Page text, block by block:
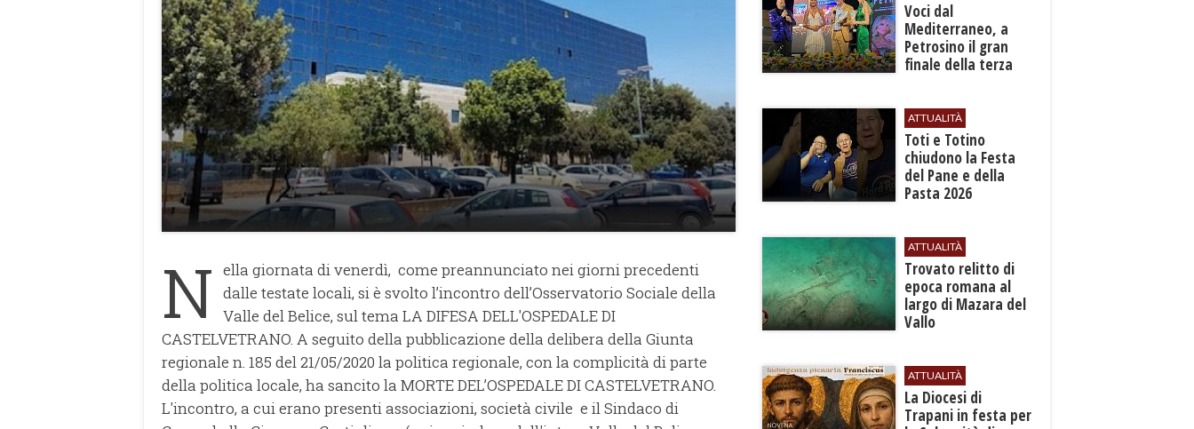
N ella giornata di venerdì, come preannunciato nei giorni precedenti
dalle testate locali, si è svolto l’incontro dell’Osservatorio Sociale della
Valle del Belice, sul tema LA DIFESA DELL'OSPEDALE DI
CASTELVETRANO. A seguito della pubblicazione della delibera della Giunta
regionale n. 185 del 21/05/2020 la politica regionale, con la complicità di parte
della politica locale, ha sancito la MORTE DEL’OSPEDALE DI CASTELVETRANO.
L'incontro, a cui erano presenti associazioni, società civile e il Sindaco di
Voci dal
Mediterraneo, a
Petrosino il gran
finale della terza
ATTUALITÀ
Toti e Totino
chiudono la Festa
del Pane e della
Pasta 2026
ATTUALITÀ
​Trovato relitto di
epoca romana al
largo di Mazara del
Vallo
ATTUALITÀ
La Diocesi di
Trapani in festa per